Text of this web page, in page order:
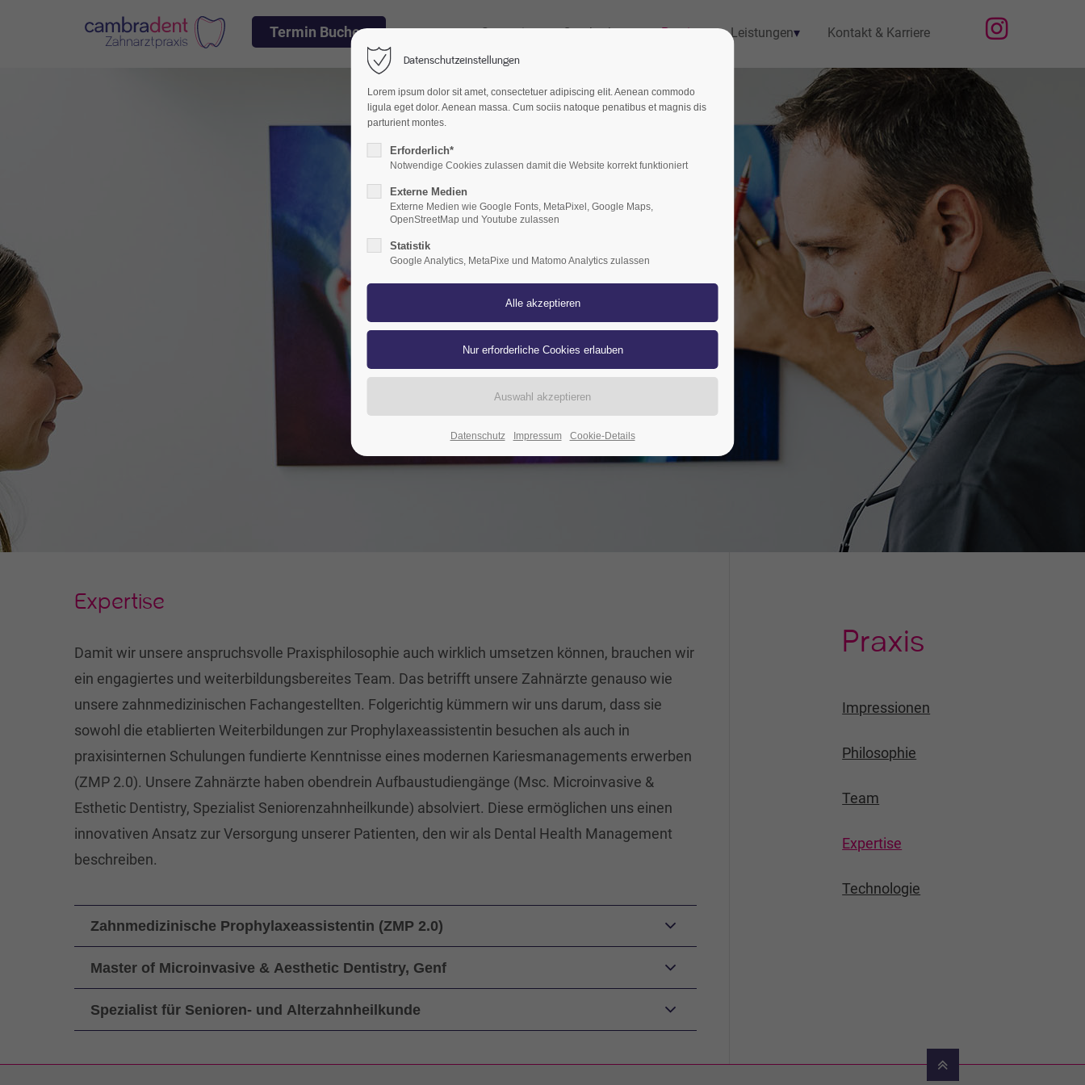
Termin Buchen Startseite Cambrahour Praxis Leistungen Kontakt & Karriere
Expertise
Damit wir unsere anspruchsvolle Praxisphilosophie auch wirklich umsetzen können, brauchen wir
ein engagiertes und weiterbildungsbereites Team. Das betrifft unsere Zahnärzte genauso wie
unsere zahnmedizinischen Fachangestellten. Folgerichtig kümmern wir uns darum, dass sie
sowohl die etablierten Weiterbildungen zur Prophylaxeassistentin besuchen als auch in
praxisinternen Schulungen fundierte Kenntnisse eines modernen Kariesmanagements erwerben
(ZMP 2.0). Unsere Zahnärzte haben obendrein Aufbaustudiengänge (Msc. Microinvasive &
Esthetic Dentistry, Spezialist Seniorenzahnheilkunde) absolviert. Diese ermöglichen uns einen
innovativen Ansatz zur Versorgung unserer Patienten, den wir als Dental Health Management
beschreiben.
Zahnmedizinische Prophylaxeassistentin (ZMP 2.0)
Master of Microinvasive & Aesthetic Dentistry, Genf
Spezialist für Senioren- und Alterzahnheilkunde
Praxis
Impressionen
Philosophie
Team
Expertise
Technologie
Datenschutzeinstellungen
Lorem ipsum dolor sit amet, consectetuer adipiscing elit. Aenean commodo
ligula eget dolor. Aenean massa. Cum sociis natoque penatibus et magnis dis
parturient montes.
Erforderlich*
Notwendige Cookies zulassen damit die Website korrekt funktioniert
Externe Medien
Externe Medien wie Google Fonts, MetaPixel, Google Maps,
OpenStreetMap und Youtube zulassen
Statistik
Google Analytics, MetaPixe und Matomo Analytics zulassen
Datenschutz Impressum Cookie-Details